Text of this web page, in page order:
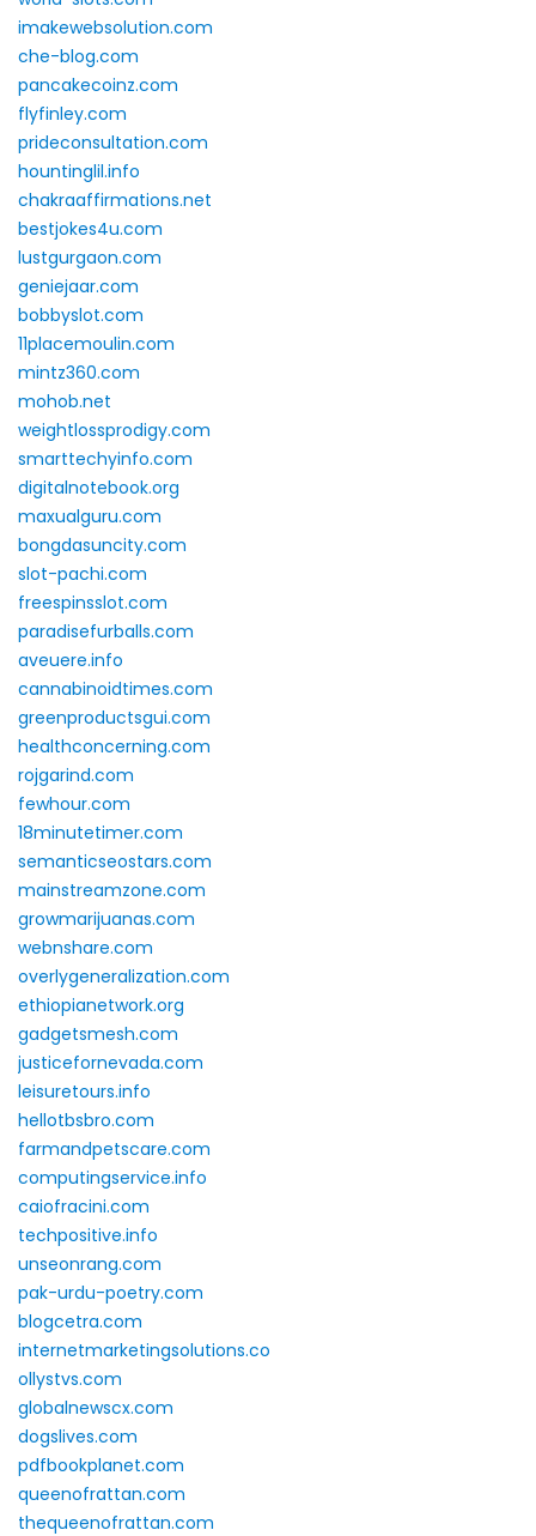
imakewebsolution.com
che-blog.com
pancakecoinz.com
flyfinley.com
prideconsultation.com
hountinglil.info
chakraaffirmations.net
bestjokes4u.com
lustgurgaon.com
geniejaar.com
bobbyslot.com
11placemoulin.com
mintz360.com
mohob.net
weightlossprodigy.com
smarttechyinfo.com
digitalnotebook.org
maxualguru.com
bongdasuncity.com
slot-pachi.com
freespinsslot.com
paradisefurballs.com
aveuere.info
cannabinoidtimes.com
greenproductsgui.com
healthconcerning.com
rojgarind.com
fewhour.com
18minutetimer.com
semanticseostars.com
mainstreamzone.com
growmarijuanas.com
webnshare.com
overlygeneralization.com
ethiopianetwork.org
gadgetsmesh.com
justicefornevada.com
leisuretours.info
hellotbsbro.com
farmandpetscare.com
computingservice.info
caiofracini.com
techpositive.info
unseonrang.com
pak-urdu-poetry.com
blogcetra.com
internetmarketingsolutions.co
ollystvs.com
globalnewscx.com
dogslives.com
pdfbookplanet.com
queenofrattan.com
thequeenofrattan.com